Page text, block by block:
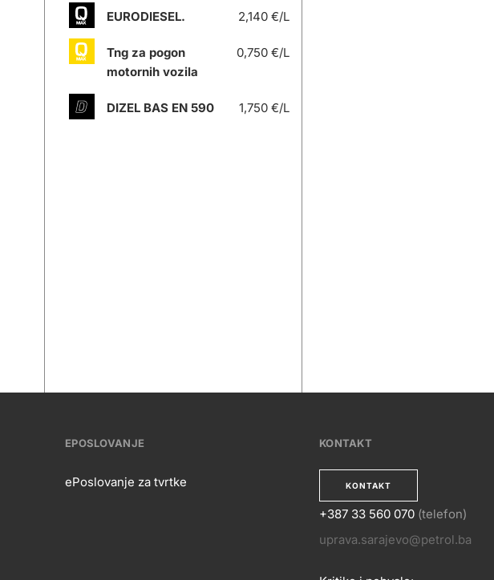
EURODIESEL. 2,140 €/L
Tng za pogon
motornih vozila
0,750 €/L
DIZEL BAS EN 590 1,750 €/L
EPOSLOVANJE
EPOSLOVANJE
ePoslovanje za tvrtke
KONTAKT
KONTAKT
+387 33 560 070 (telefon)
uprava.sarajevo@petrol.ba